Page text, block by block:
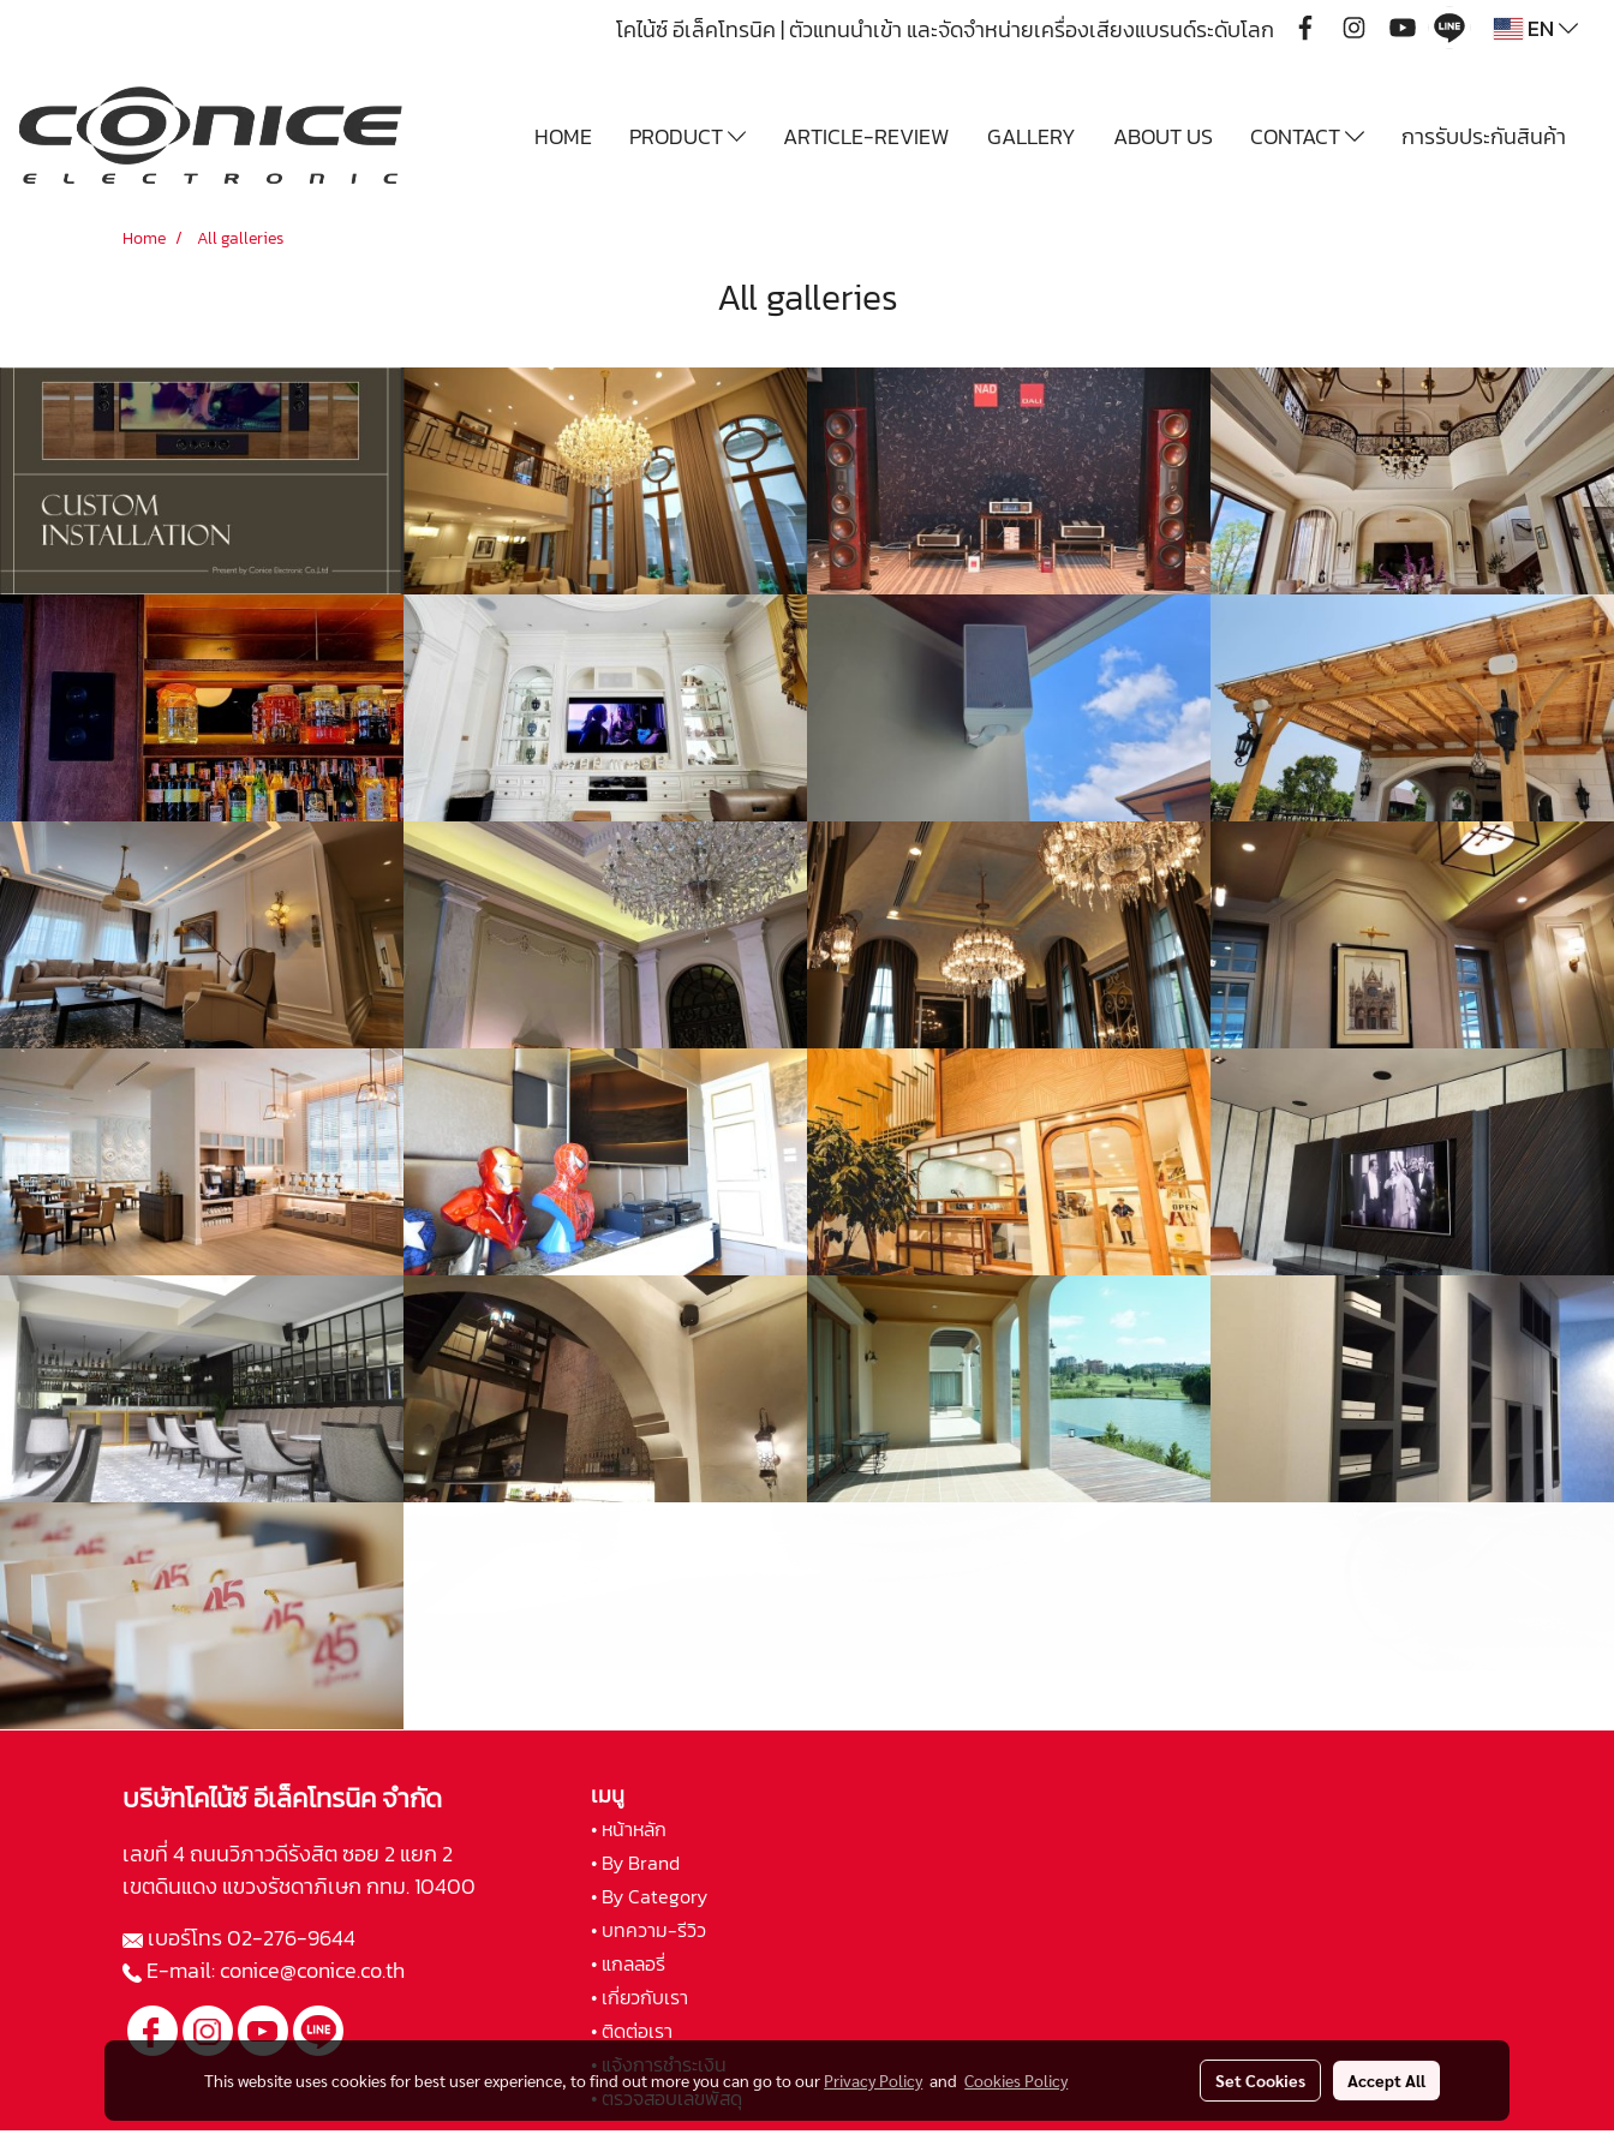
โคไน้ซ์ อีเล็คโทรนิค | ตัวแทนนำเข้า และจัดจำหน่ายเครื่องเสียงแบรนด์ระดับโลก EN
HOME PRODUCT ARTICLE-REVIEW GALLERY ABOUT US CONTACT การรับประกันสินค้า
Home All galleries
All galleries
CASA EKAMAI28 หลังที่2
3698 View
บริษัทโคไน้ซ์ฯ ได้เปิดตัวสินค้าใหม่ล่าสุด NAD Master series M66, M23 และลำโพงไฮเอ็นด์ระดับเรือธง DALI EPIKORE 11
3963 View
Multiroom Audio 4 Zone/4source @Toscana Khaoyai
3882 View
Home Theater & Multiroom Audio
4535 View
Multiroom Audio 8 Zone
3446 View
Multiroom Audio 4 Zone/4source
4261 View
Luxury House Pattanakarn 20
6394 View
THE GRAND PIN-KLAO
5716 View
SHOWROOM RAMINDRA
5346 View
ENRICH
4829 View
DOI CHAANG COFFEE
6056 View
ANANDA ASHTON SILOM
5341 View
ASRAY SILOM
4827 View
TOSCANA VALLEY KHAOYAI
6547 View
LADAWAN RATCHAPHRUEK
5801 View
บริษัทโคไน้ซ์ อีเล็คโทรนิค จำกัด
เลขที่ 4 ถนนวิภาวดีรังสิต ซอย 2 แยก 2
เขตดินแดง แขวงรัชดาภิเษก กทม. 10400
เบอร์โทร02-276-9644
E-mail:conice@conice.co.th
เมนู
• หน้าหลัก
• By Brand
• By Category
• บทความ-รีวิว
• แกลลอรี่
• เกี่ยวกับเรา
• ติดต่อเรา
• แจ้งการชำระเงิน
• ตรวจสอบเลขพัสดุ
This website uses cookies for best user experience, to find out more you can go to our Privacy PolicyandCookies Policy Set Cookies Accept All